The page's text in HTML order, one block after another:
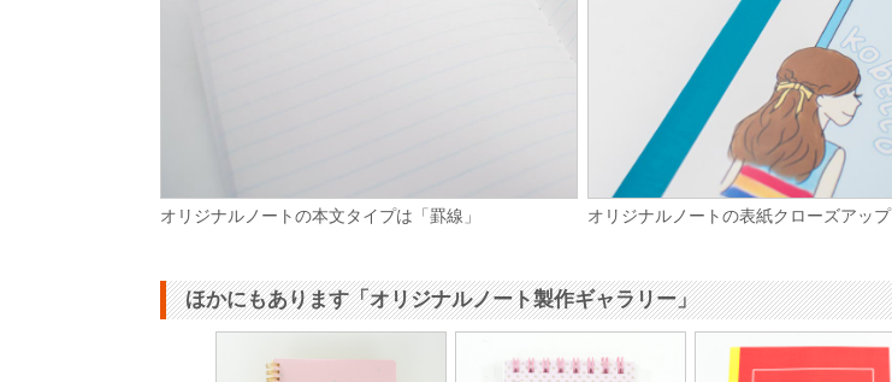
オリジナルノートの本文タイプは「罫線」 オリジナルノートの表紙クローズアップ
ほかにもあります「オリジナルノート製作ギャラリー」